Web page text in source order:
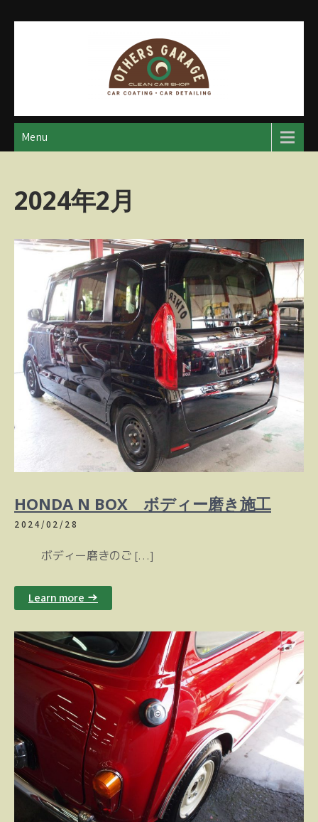
アザースガレージ
【神奈川・厚木・愛川】カーメンテナンス
Menu
2024年2月
HONDA N BOX ボディー磨き施工
2024/02/28
ボディー磨きのご […]
Learn more →